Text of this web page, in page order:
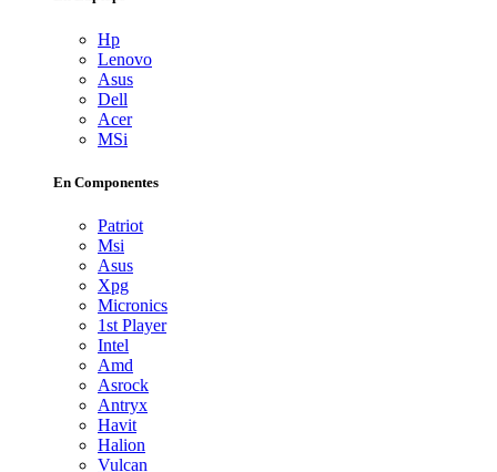
Hp
Lenovo
Asus
Dell
Acer
MSi
En Componentes
Patriot
Msi
Asus
Xpg
Micronics
1st Player
Intel
Amd
Asrock
Antryx
Havit
Halion
Vulcan